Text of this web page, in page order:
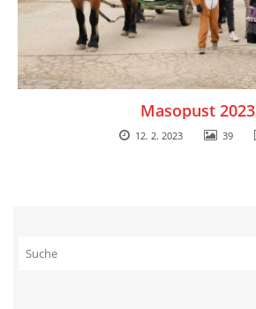
Masopust 2023
12. 2. 2023 39